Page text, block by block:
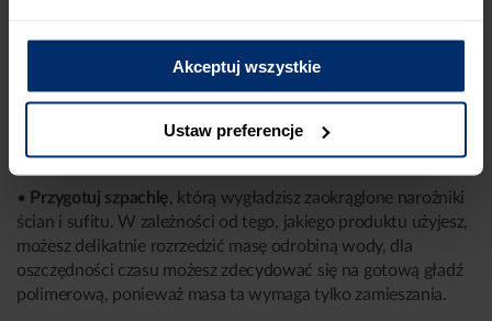
Akceptuj wszystkie
Ustaw preferencje
SZPACHLOWANIE ZAOKRĄGLONYCH
ROGÓW ŚCIAN
• Przygotuj szpachlę, którą wygładzisz zaokrąglone narożniki
ścian i sufitu. W zależności od tego, jakiego produktu użyjesz,
możesz delikatnie rozrzedzić masę odrobiną wody, dla
oszczędności czasu możesz zdecydować się na gotową gładź
polimerową, ponieważ masa ta wymaga tylko zamieszania.